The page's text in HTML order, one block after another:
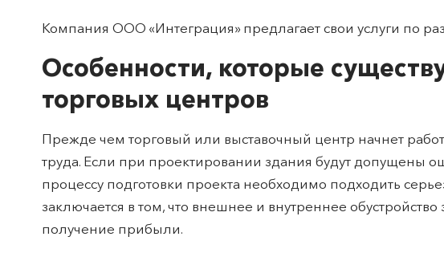
Компания ООО «Интеграция» предлагает свои услуги по
Особенности, которые
торговых центров
Прежде чем торговый или выставочный центр начнет
труда. Если при проектировании здания будут допущены
процессу подготовки проекта необходимо подходить
заключается в том, что внешнее и внутреннее
получение прибыли.